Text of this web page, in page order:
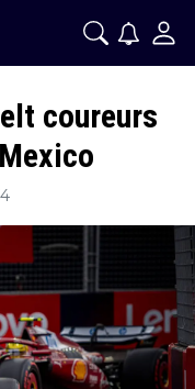
coureurs